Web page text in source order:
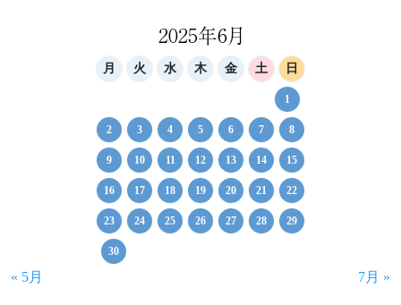
2025年6月
月 火 水 木 金 土 日
1
2 3 4 5 6 7 8
9 10 11 12 13 14 15
16 17 18 19 20 21 22
23 24 25 26 27 28 29
30
« 5月 7月 »